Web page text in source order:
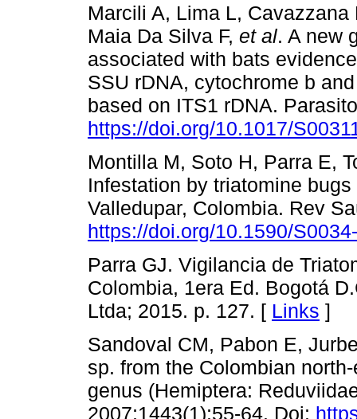
Marcili A, Lima L,
Maia Da Silva F, et al. A new
associated with bats
SSU rDNA, cytochrome b
based on ITS1 rDNA.
https://doi.org/10.1017/
Montilla M, Soto H, Parra E,
Infestation by triatomine
Valledupar, Colombia. Rev
https://doi.org/10.1590/
Parra GJ. Vigilancia de
Colombia, 1era Ed. Bogotá
Ltda; 2015. p. 127. [ Links ]
Sandoval CM, Pabon E,
sp. from the Colombian
genus (Hemiptera:
2007;1443(1):55-64. Doi: